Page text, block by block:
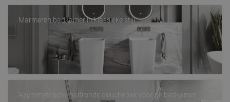
Marmeren badkamer in klassieke stijl
Asymmetrische halfronde douchebak voor de badkamer